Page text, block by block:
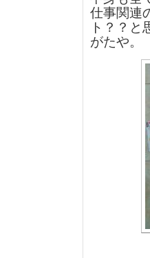
仕事関連
ト？？と
がたや。